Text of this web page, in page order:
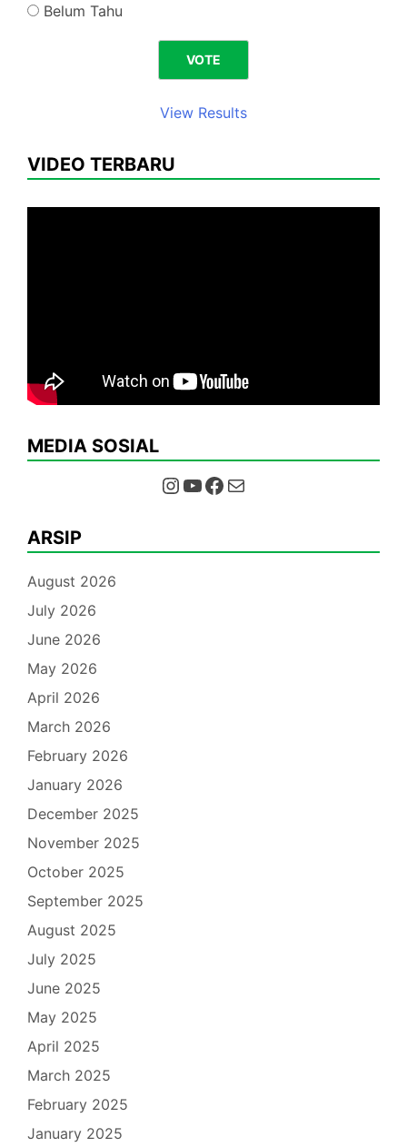
Belum Tahu
View Results
VIDEO TERBARU
MEDIA SOSIAL
Instagram YouTube Facebook Mail
ARSIP
August 2026
July 2026
June 2026
May 2026
April 2026
March 2026
February 2026
January 2026
December 2025
November 2025
October 2025
September 2025
August 2025
July 2025
June 2025
May 2025
April 2025
March 2025
February 2025
January 2025